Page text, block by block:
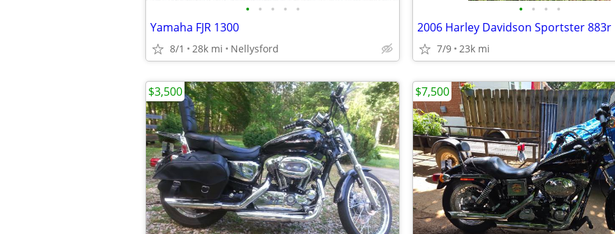
• • • • •
Yamaha FJR 1300
8/1 28k mi Nellysford
• • • •
2006 Harley Davidson Sportster 883r
7/9 23k mi
$3,500 $7,500